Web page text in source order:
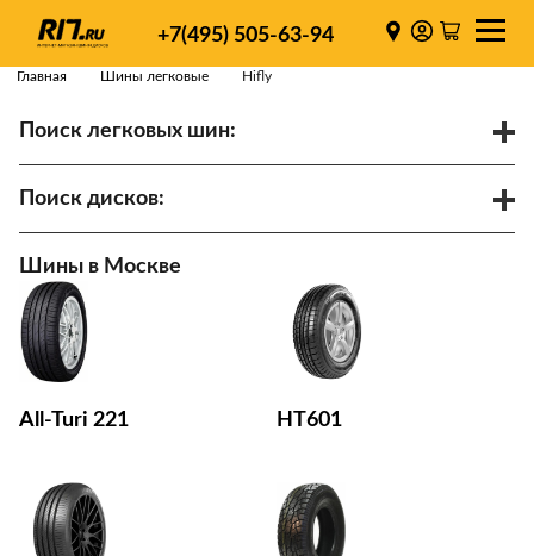
+7(495) 505-63-94
Главная Шины легковые Hifly
Поиск легковых шин:
Поиск дисков:
ET
Найти
Шины в Москве
All-Turi 221 HT601